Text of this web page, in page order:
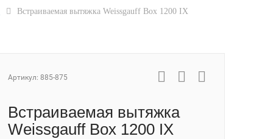
Встраиваемая вытяжка Weissgauff Box 1200 IX
Артикул: 885-875
Встраиваемая вытяжка
Weissgauff Box 1200 IX